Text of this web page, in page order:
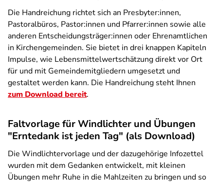
Die Handreichung richtet sich an Presbyter:innen,
Pastoralbüros, Pastor:innen und Pfarrer:innen sowie alle
anderen Entscheidungsträger:innen oder Ehrenamtlichen
in Kirchengemeinden. Sie bietet in drei knappen Kapiteln
Impulse, wie Lebensmittelwertschätzung direkt vor Ort
für und mit Gemeindemitgliedern umgesetzt und
gestaltet werden kann. Die Handreichung steht Ihnen
zum Download bereit.
Faltvorlage für Windlichter und Übungen
"Erntedank ist jeden Tag" (als Download)
Die Windlichtervorlage und der dazugehörige Infozettel
wurden mit dem Gedanken entwickelt, mit kleinen
Übungen mehr Ruhe in die Mahlzeiten zu bringen und so